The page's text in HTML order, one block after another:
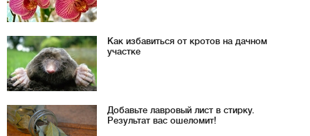
Как избавиться от кротов на дачном
участке
Добавьте лавровый лист в стирку.
Результат вас ошеломит!